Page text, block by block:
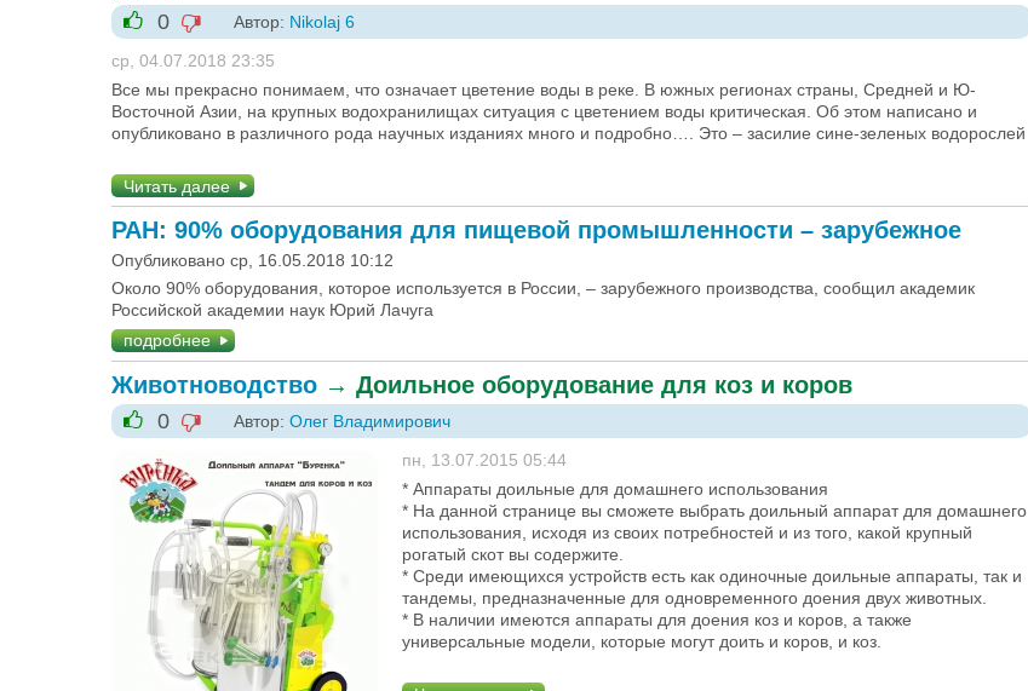
+1
0
-1
Автор: Nikolaj 6
ср, 04.07.2018 23:35
Все мы прекрасно понимаем, что означает цветение воды в реке. В южных регионах страны, Средней и Ю-
Восточной Азии, на крупных водохранилищах ситуация с цветением воды критическая. Об этом написано и
опубликовано в различного рода научных изданиях много и подробно…. Это – засилие сине-зеленых водорослей
Читать далее
РАН: 90% оборудования для пищевой промышленности – зарубежное
Опубликовано ср, 16.05.2018 10:12
Около 90% оборудования, которое используется в России, – зарубежного производства, сообщил академик
Российской академии наук Юрий Лачуга
подробнее
Животноводство → Доильное оборудование для коз и коров
+1
0
-1
Автор: Олег Владимирович
пн, 13.07.2015 05:44
* Аппараты доильные для домашнего использования
* На данной странице вы сможете выбрать доильный аппарат для домашнего
использования, исходя из своих потребностей и из того, какой крупный
рогатый скот вы содержите.
* Среди имеющихся устройств есть как одиночные доильные аппараты, так и
тандемы, предназначенные для одновременного доения двух животных.
* В наличии имеются аппараты для доения коз и коров, а также
универсальные модели, которые могут доить и коров, и коз.